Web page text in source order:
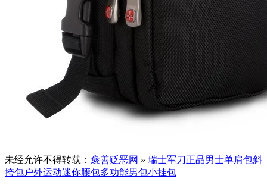
未经允许不得转载： 褒善贬恶网 » 瑞士军刀正品男士单肩包斜
挎包户外运动迷你腰包多功能男包小挂包